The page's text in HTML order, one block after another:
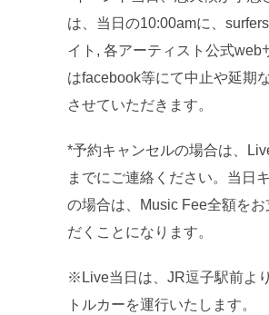
は、当日の10:00amに、
イト, 各アーティスト公式web
はfacebook等にて中 止や延期
させていただきます。
*予約キャンセルの場合は、
までにご連絡 ください。当日
の場合は、Music Fee全額をお
だくことになります。
※Live当日は、JR逗子駅前よ
トルカーを運行いた します。